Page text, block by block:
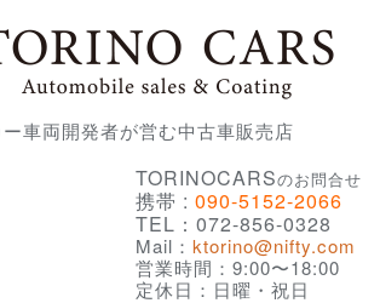
車両開発者が営む中古車販売店
TORINOCARSのお問合せ
携帯 : 090-5152-2066
TEL：072-856-0328
Mail： ktorino@nifty.com
営業時間：9:00〜18:00
定休日：日曜・祝日